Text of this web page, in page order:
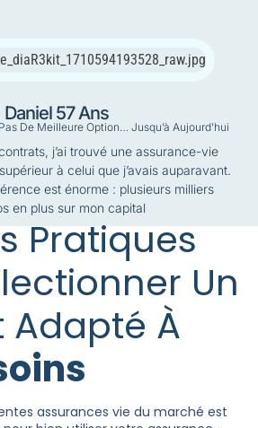
Daniel 57 Ans
De Meilleure Option… Jusqu’à Aujourd’hui
j’ai trouvé une assurance-vie
à celui que j’avais auparavant.
est énorme : plusieurs milliers
en plus sur mon capital
Pratiques
Un
Adapté À
assurances vie du marché est